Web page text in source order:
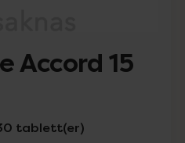
Accord 15
tablett(er)